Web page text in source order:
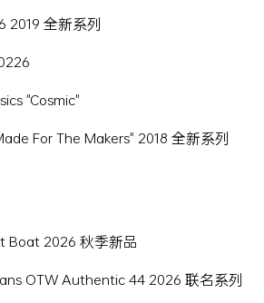
2019 全新系列
"Cosmic"
For The Makers" 2018 全新系列
Boat 2026 秋季新品
OTW Authentic 44 2026 联名系列